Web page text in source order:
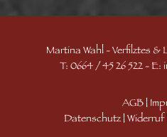
Martina Wahl - Verfilztes &
T: 0664 / 45 26 522 - E:
AGB|
Datenschutz|Widerruf